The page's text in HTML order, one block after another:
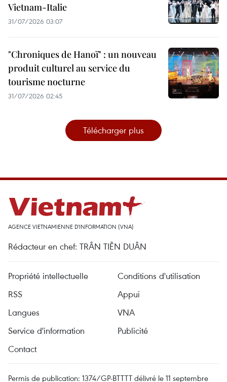
Vietnam-Italie
31/07/2026 03:07
"Chroniques de Hanoï" : un nouveau
produit culturel au service du
tourisme nocturne
31/07/2026 02:45
Télécharger plus
AGENCE VIETNAMIENNE D'INFORMATION (VNA)
Rédacteur en chef: TRÂN TIÊN DUÂN
Propriété intellectuelle
Conditions d'utilisation
RSS
Appui
Langues
VNA
Service d'information
Publicité
Contact
Permis de publication: 1374/GP-BTTTT délivré le 11 septembre